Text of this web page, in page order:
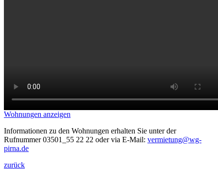
Wohnungen anzeigen
Informationen zu den Wohnungen erhalten Sie unter der
Rufnummer 03501_55 22 22 oder via E-Mail: vermietung@wg-
pirna.de
zurück